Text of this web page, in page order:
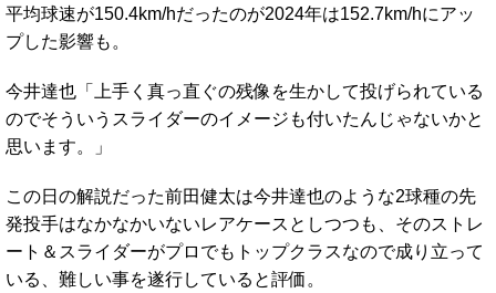
平均球速が150.4km/hだったのが2024年は152.7km/hにアッ
プした影響も。
今井達也「上手く真っ直ぐの残像を生かして投げられている
のでそういうスライダーのイメージも付いたんじゃないかと
思います。」
この日の解説だった前田健太は今井達也のような2球種の先
発投手はなかなかいないレアケースとしつつも、そのストレ
ート＆スライダーがプロでもトップクラスなので成り立って
いる、難しい事を遂行していると評価。